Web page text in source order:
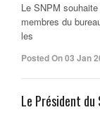
Le SNPM
membres du
les
Posted On 03 Jan
Le Président du